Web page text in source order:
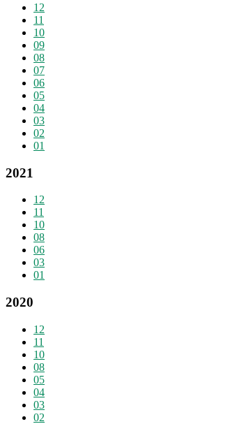
12
11
10
09
08
07
06
05
04
03
02
01
2021
12
11
10
08
06
03
01
2020
12
11
10
08
05
04
03
02